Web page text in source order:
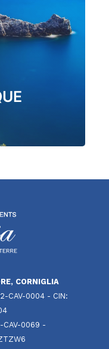
CORNIGLIA
CAV-0004 - CIN:
CAV-0069 -